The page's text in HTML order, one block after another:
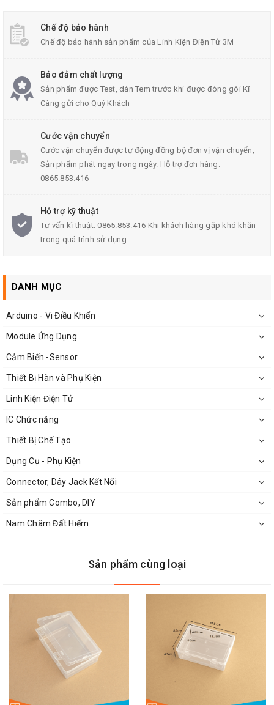
Kích Thước Hộp Nhựa106x66x32mm
Thông Số Kĩ Thuật:
Trọng lượng: 60g
Chất liệu: Nhựa cao cấp, chịu va đập tốt
Chế độ bảo hành
Chế độ bảo hành sản phẩm của Linh Kiện Điện Tử 3M
Bảo đảm chất lượng
Sản phẩm được Test, dán Tem trước khi được đóng gói Kĩ
Càng gửi cho Quý Khách
Cước vận chuyển
Cước vận chuyển được tự động đồng bộ đơn vị vận chuyển,
Sản phẩm phát ngay trong ngày. Hỗ trợ đơn hàng:
0865.853.416
Hỗ trợ kỹ thuật
Tư vấn kĩ thuật: 0865.853.416 Khi khách hàng gặp khó khăn
trong quá trình sử dụng
DANH MỤC
Arduino - Vi Điều Khiển
Module Ứng Dụng
Cảm Biến -Sensor
Thiết Bị Hàn và Phụ Kiện
Linh Kiện Điện Tử
IC Chức năng
Thiết Bị Chế Tạo
Dụng Cụ - Phụ Kiện
Connector, Dây Jack Kết Nối
Sản phẩm Combo, DIY
Nam Châm Đất Hiếm
Sản phẩm cùng loại